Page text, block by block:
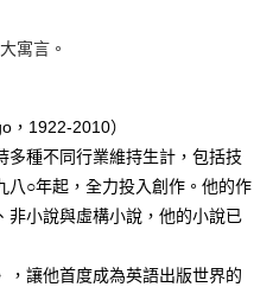
運費
運費
免運費
寓言。
1922-2010）
多種不同行業維持生計，包括技
八○年起，全力投入創作。他的作
非小說與虛構小說，他的小說已
，讓他首度成為英語出版世界的